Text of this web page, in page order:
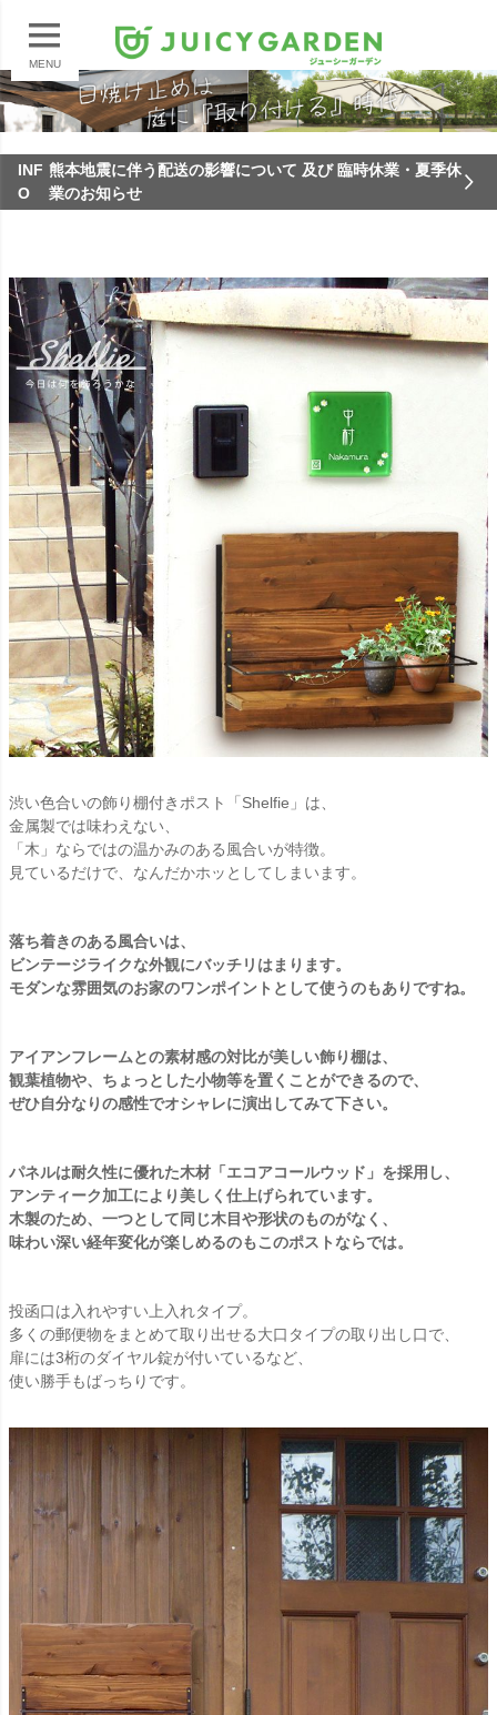
MENU
INF
O
熊本地震に伴う配送の影響について 及び 臨時休業・夏季休
業のお知らせ
渋い色合いの飾り棚付きポスト「Shelfie」は、
金属製では味わえない、
「木」ならではの温かみのある風合いが特徴。
見ているだけで、なんだかホッとしてしまいます。
落ち着きのある風合いは、
ビンテージライクな外観にバッチリはまります。
モダンな雰囲気のお家のワンポイントとして使うのもありですね。
アイアンフレームとの素材感の対比が美しい飾り棚は、
観葉植物や、ちょっとした小物等を置くことができるので、
ぜひ自分なりの感性でオシャレに演出してみて下さい。
パネルは耐久性に優れた木材「エコアコールウッド」を採用し、
アンティーク加工により美しく仕上げられています。
木製のため、一つとして同じ木目や形状のものがなく、
味わい深い経年変化が楽しめるのもこのポストならでは。
投函口は入れやすい上入れタイプ。
多くの郵便物をまとめて取り出せる大口タイプの取り出し口で、
扉には3桁のダイヤル錠が付いているなど、
使い勝手もばっちりです。